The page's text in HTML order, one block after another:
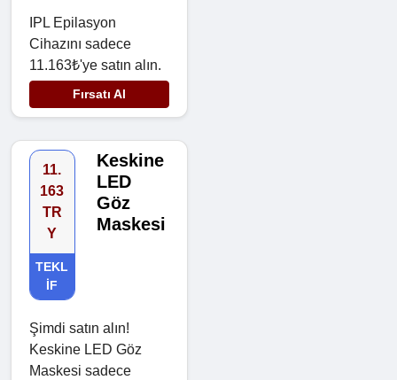
IPL Epilasyon
Cihazını sadece
11.163₺'ye satın alın.
Fırsatı Al
11.
163
TR
Y
TEKL
IF
Keskine
LED
Göz
Maskesi
Şimdi satın alın!
Keskine LED Göz
Maskesi sadece